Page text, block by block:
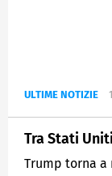
ULTIME NOTIZIE
Tra Stati
Trump torna a